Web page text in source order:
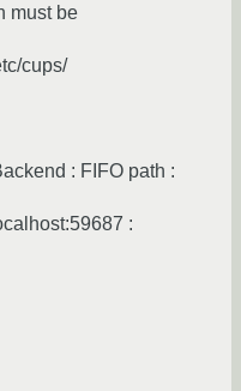
must be
cups/
: FIFO path :
: